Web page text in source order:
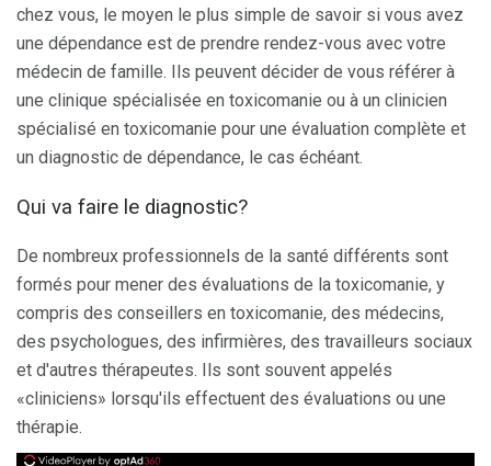
chez vous, le moyen le plus simple de savoir si vous avez
une dépendance est de prendre rendez-vous avec votre
médecin de famille. Ils peuvent décider de vous référer à
une clinique spécialisée en toxicomanie ou à un clinicien
spécialisé en toxicomanie pour une évaluation complète et
un diagnostic de dépendance, le cas échéant.
Qui va faire le diagnostic?
De nombreux professionnels de la santé différents sont
formés pour mener des évaluations de la toxicomanie, y
compris des conseillers en toxicomanie, des médecins,
des psychologues, des infirmières, des travailleurs sociaux
et d'autres thérapeutes. Ils sont souvent appelés
«cliniciens» lorsqu'ils effectuent des évaluations ou une
thérapie.